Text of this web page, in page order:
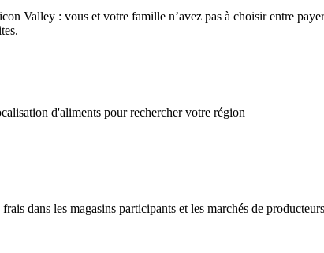
Valley : vous et votre famille n’avez pas à choisir entre
d'aliments pour rechercher votre région
dans les magasins participants et les marchés de producteurs